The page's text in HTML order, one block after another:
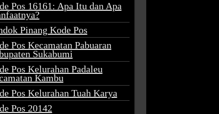
Pos 16161: Apa Itu dan Apa
Pinang Kode Pos
Pos Kecamatan Pabuaran
Sukabumi
Pos Kelurahan Padaleu
Kambu
Pos Kelurahan Tuah Karya
Pos 20142